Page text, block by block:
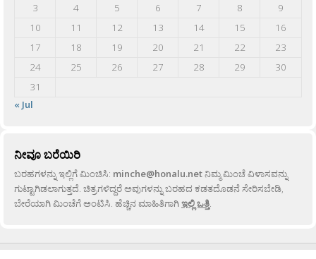
3
4 5 6 7 8
9
10
11 12 13 14 15
16
17
18 19 20 21 22
23
24
25 26 27 28 29
30
31
« Jul
ನೀವೂ ಬರೆಯಿರಿ
ಬರಹಗಳನ್ನು ಇಲ್ಲಿಗೆ ಮಿಂಚಿಸಿ: minche@honalu.netನಿಮ್ಮ ಮಿಂಚೆ ವಿಳಾಸವನ್ನು
ಗುಟ್ಟಾಗಿಡಲಾಗುತ್ತದೆ. ಚಿತ್ರಗಳಿದ್ದರೆ ಅವುಗಳನ್ನು ಬರಹದ ಕಡತದೊಡನೆ ಸೇರಿಸಬೇಡಿ,
ಬೇರೆಯಾಗಿ ಮಿಂಚೆಗೆ ಅಂಟಿಸಿ. ಹೆಚ್ಚಿನ ಮಾಹಿತಿಗಾಗಿಇಲ್ಲಿ ಒತ್ತಿ.